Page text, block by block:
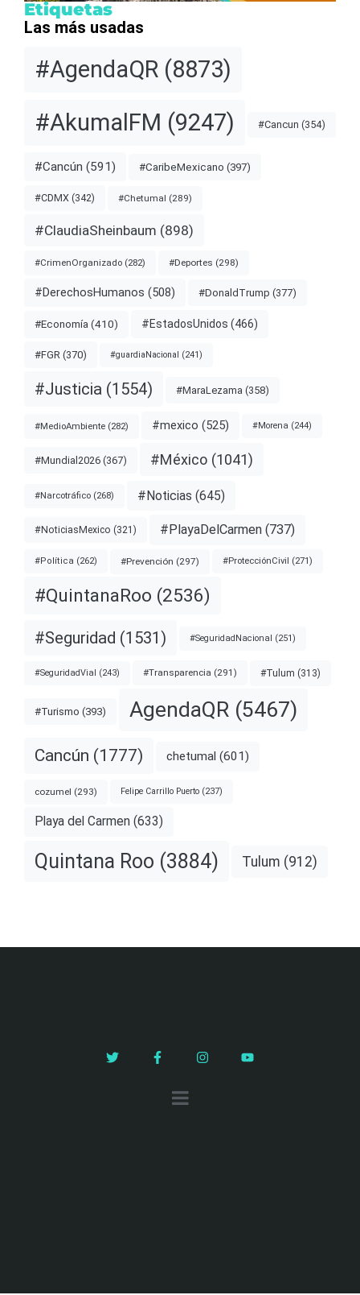
Etiquetas
Las más usadas
#AgendaQR (8873)
#AkumalFM (9247) #Cancun (354)
#Cancún (591) #CaribeMexicano (397)
#CDMX (342) #Chetumal (289)
#ClaudiaSheinbaum (898)
#CrimenOrganizado (282) #Deportes (298)
#DerechosHumanos (508) #DonaldTrump (377)
#Economía (410) #EstadosUnidos (466)
#FGR (370) #guardiaNacional (241)
#Justicia (1554) #MaraLezama (358)
#MedioAmbiente (282) #mexico (525) #Morena (244)
#Mundial2026 (367) #México (1041)
#Narcotráfico (268) #Noticias (645)
#NoticiasMexico (321) #PlayaDelCarmen (737)
#Política (262) #Prevención (297) #ProtecciónCivil (271)
#QuintanaRoo (2536)
#Seguridad (1531) #SeguridadNacional (251)
#SeguridadVial (243) #Transparencia (291) #Tulum (313)
#Turismo (393) AgendaQR (5467)
Cancún (1777) chetumal (601)
cozumel (293) Felipe Carrillo Puerto (237)
Playa del Carmen (633)
Quintana Roo (3884) Tulum (912)